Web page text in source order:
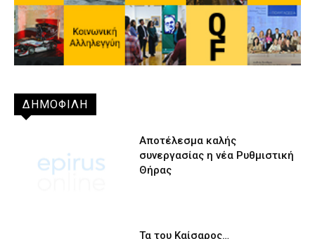
ΔΗΜΟΦΙΛΗ
Αποτέλεσμα καλής
συνεργασίας η νέα Ρυθμιστική
Θήρας
Τα του Καίσαρος…